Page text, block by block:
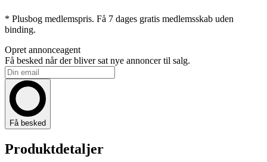
* Plusbog medlemspris. Få 7 dages gratis medlemsskab uden
binding.
Opret annonceagent
Få besked når der bliver sat nye annoncer til salg.
Få besked
Produktdetaljer